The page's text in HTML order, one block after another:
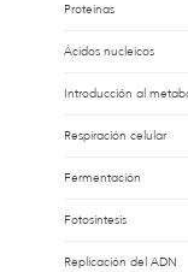
Proteínas
Ácidos nucleicos
Introducción al
Respiración celular
Fermentación
Fotosíntesis
Replicación del ADN